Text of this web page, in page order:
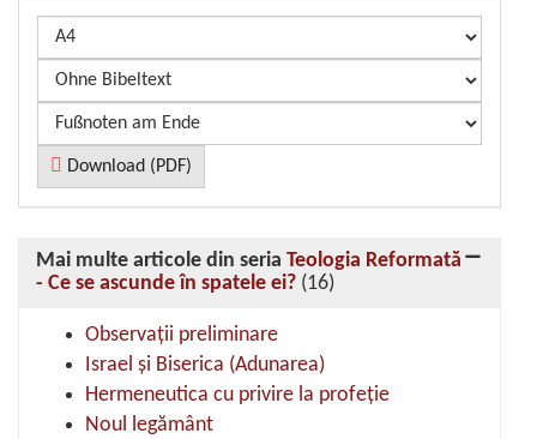
Download (PDF)
Mai multe articole din seria Teologia Reformată
- Ce se ascunde în spatele ei? (16)
Observații preliminare
Israel și Biserica (Adunarea)
Hermeneutica cu privire la profeție
Noul legământ